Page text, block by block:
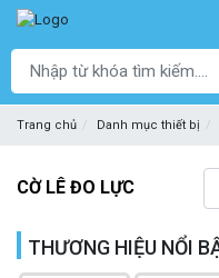
Trang chủ Danh mục thiết bị
CỜ LÊ ĐO LỰC
THƯƠNG HIỆU NỔI